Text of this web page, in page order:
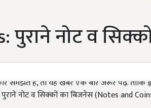
पुराने नोट व
हैं, तो यह खबर एक बार जरूर पढ़ें. ताकि
नोट व सिक्कों का बिजनेस (Notes and